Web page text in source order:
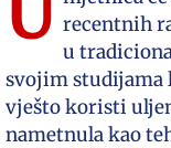
recentnih
u
svojim
vješto koristi
nametnula kao